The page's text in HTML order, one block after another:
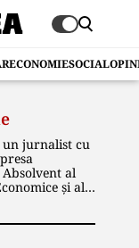
ECONOMIESOCIAL
un jurnalist cu
al
și al
unor